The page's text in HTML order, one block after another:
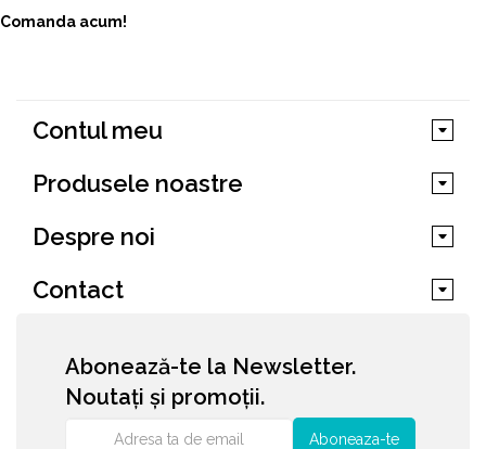
Comanda acum!
Contul meu
Produsele noastre
Despre noi
Contact
Abonează-te la Newsletter.
Noutați și promoții.
Aboneaza-te